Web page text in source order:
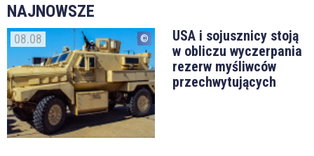
NAJNOWSZE
08.08
USA i sojusznicy stoją
w obliczu wyczerpania
rezerw myśliwców
przechwytujących